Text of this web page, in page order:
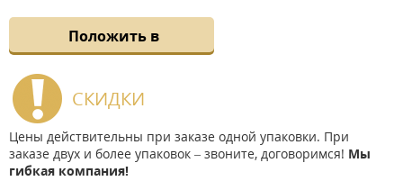
Положить в
СКИДКИ
Цены действительны при заказе одной упаковки. При
заказе двух и более упаковок – звоните, договоримся! Мы
гибкая компания!